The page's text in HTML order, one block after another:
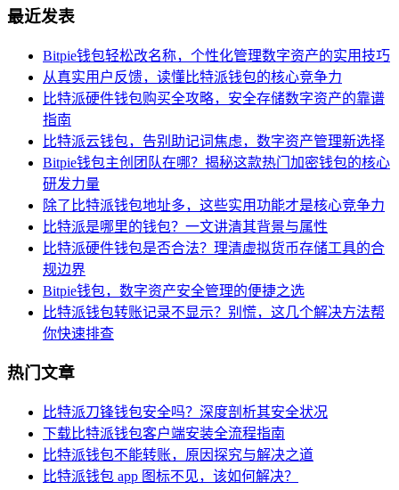
最近发表
Bitpie钱包轻松改名称，个性化管理数字资产的实用技巧
从真实用户反馈，读懂比特派钱包的核心竞争力
比特派硬件钱包购买全攻略，安全存储数字资产的靠谱
指南
比特派云钱包，告别助记词焦虑，数字资产管理新选择
Bitpie钱包主创团队在哪？揭秘这款热门加密钱包的核心
研发力量
除了比特派钱包地址多，这些实用功能才是核心竞争力
比特派是哪里的钱包？一文讲清其背景与属性
比特派硬件钱包是否合法？理清虚拟货币存储工具的合
规边界
Bitpie钱包，数字资产安全管理的便捷之选
比特派钱包转账记录不显示？别慌，这几个解决方法帮
你快速排查
热门文章
比特派刀锋钱包安全吗？深度剖析其安全状况
下载比特派钱包客户端安装全流程指南
比特派钱包不能转账，原因探究与解决之道
比特派钱包 app 图标不见，该如何解决？